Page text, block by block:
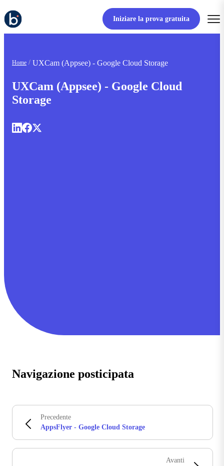
Iniziare la prova gratuita
Home UXCam (Appsee) - Google Cloud Storage
UXCam (Appsee) - Google Cloud
Storage
Navigazione posticipata
Precedente
AppsFlyer - Google Cloud Storage
Avanti